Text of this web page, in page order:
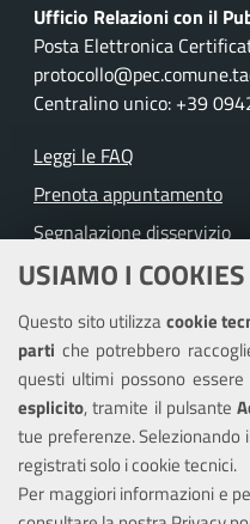
USIAMO I COOKIES
Questo sito utilizzacookie
parti che potrebbero
questi ultimi possono
esplicito, tramite il pulsante
tue preferenze.
registrati solo i cookie tecnici.
Per maggiori informazioni e
Ufficio Relazioni con il
Posta Elettronica
Centralino unico: +39
Leggi le FAQ
Prenota appuntamento
Segnalazione disservizio
Richiesta assistenza
Amministrazione
Informativa privacy
Note legali
Piano di miglioramento
Dichiarazione di accessibilità